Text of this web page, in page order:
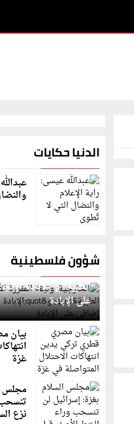
الدنيا حكايات
شؤون فلسطينية
الخارجية: وثيقة
الطبية" و"الإبادة
على الإبادة
بيان
غزة
مجلس
نزع